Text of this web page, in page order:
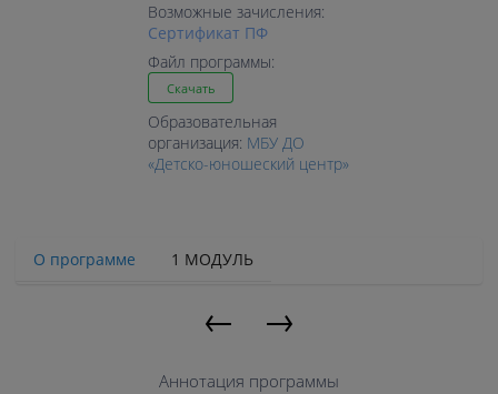
Возможные зачисления:
Cертификат ПФ
Файл программы:
Скачать
Образовательная
организация: МБУ ДО
«Детско-юношеский центр»
О программе 1 МОДУЛЬ
← →
Аннотация программы